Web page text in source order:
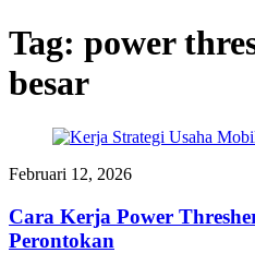
Tag: power
besar
Februari 12, 2026
Cara Kerja Power
Perontokan